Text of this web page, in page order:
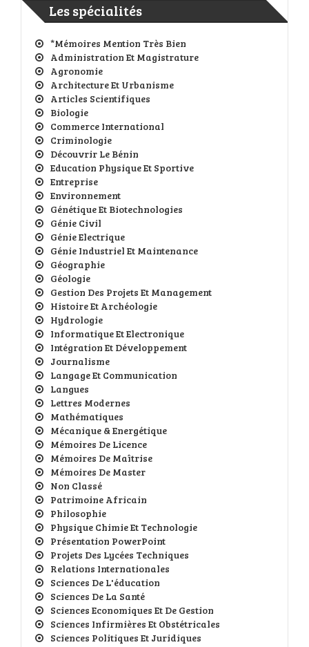
Les spécialités
*Mémoires Mention Très Bien
Administration Et Magistrature
Agronomie
Architecture Et Urbanisme
Articles Scientifiques
Biologie
Commerce International
Criminologie
Découvrir Le Bénin
Education Physique Et Sportive
Entreprise
Environnement
Génétique Et Biotechnologies
Génie Civil
Génie Electrique
Génie Industriel Et Maintenance
Géographie
Géologie
Gestion Des Projets Et Management
Histoire Et Archéologie
Hydrologie
Informatique Et Electronique
Intégration Et Développement
Journalisme
Langage Et Communication
Langues
Lettres Modernes
Mathématiques
Mécanique & Energétique
Mémoires De Licence
Mémoires De Maîtrise
Mémoires De Master
Non Classé
Patrimoine Africain
Philosophie
Physique Chimie Et Technologie
Présentation PowerPoint
Projets Des Lycées Techniques
Relations Internationales
Sciences De L'éducation
Sciences De La Santé
Sciences Economiques Et De Gestion
Sciences Infirmières Et Obstétricales
Sciences Politiques Et Juridiques